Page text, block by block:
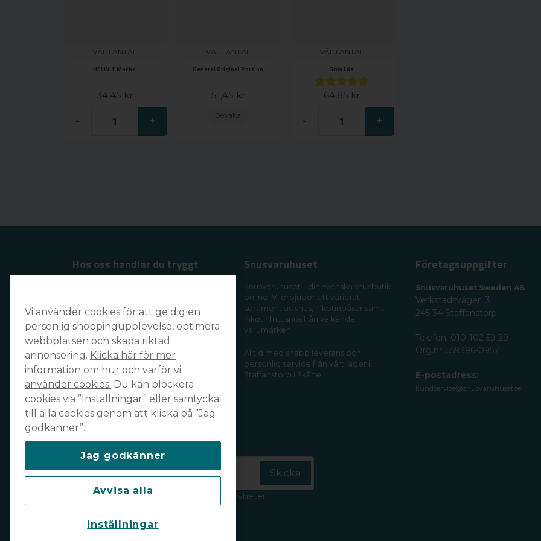
VÄLJ ANTAL
HELWIT Mocha
34,45 kr
- +
VÄLJ ANTAL
General Original Portion
51,45 kr
Bevaka
VÄLJ ANTAL
Grov Lös
64,85 kr
- +
Hos oss handlar du tryggt
av din favoritleverantör!
Snusvaruhuset
Snusvaruhuset – din svenska snusbutik
online. Vi erbjuder ett varierat
sortiment av snus, nikotinpåsar samt
nikotinfritt snus från välkända
varumärken.
Alltid med snabb leverans och
personlig service från vårt lager i
Staffanstorp i Skåne.
Företagsuppgifter
Snusvaruhuset Sweden AB
Verkstadsvägen 3
245 34 Staffanstorp
Telefon: 010-102 59 29
Org.nr: 559396-0957
E-postadress:
kundservice@snusvaruhuset.se
Prenumerera på vårt nyhetsbrev
email
Mejladress Skicka
Håll dig uppdaterad och ta del av våra nyheter.
Läs vår integritetspolicyhär.
Vi använder cookies för att ge dig en
personlig shoppingupplevelse, optimera
webbplatsen och skapa riktad
annonsering. Klicka här för mer
information om hur och varför vi
använder cookies. Du kan blockera
cookies via ”Inställningar” eller samtycka
till alla cookies genom att klicka på ”Jag
godkänner”.
Jag godkänner
Avvisa alla
Inställningar